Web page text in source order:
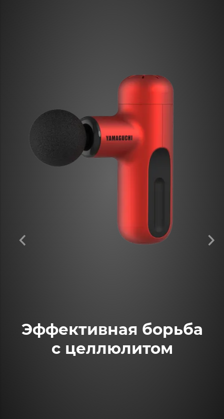
Эффективная борьба
с целлюлитом